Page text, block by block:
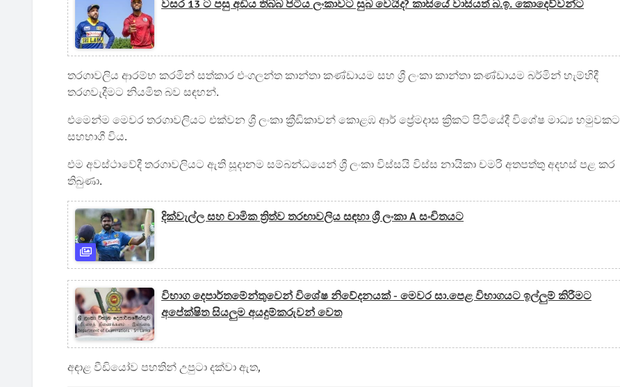
වසර 13 ට පසු අඩිය තිබ්බ පිටිය ලංකාවට සුබ වෙයිද? කාසියේ වාසියත් බ.ඉ. කොදෙව්වන්ට
තරගාවලිය ආරම්භ කරමින් සත්කාර එංගලන්ත කාන්තා කණ්ඩායම සහ ශ්‍රී ලංකා කාන්තා කණ්ඩායම බර්මින් හැම්හිදී
තරගවැදීමට නියමිත බව සඳහන්.
එමෙන්ම මෙවර තරගාවලියට එක්වන ශ්‍රී ලංකා ක්‍රීඩිකාවන් කොළඹ ආර් ප්‍රේමදාස ක්‍රිකට් පිටියේදී විශේෂ මාධ්‍ය හමුවකට
සහභාගී විය.
එම අවස්ථාවේදී තරගාවලියට ඇති සූදානම සම්බන්ධයෙන් ශ්‍රී ලංකා විස්සයි විස්ස නායිකා චමරි අතපත්තු අදහස් පළ කර
තිබුණා.
දික්වැල්ල සහ චාමික ත්‍රිත්ව තරඟාවලිය සඳහා ශ්‍රී ලංකා A සංචිතයට
විභාග දෙපාර්තමේන්තුවෙන් විශේෂ නිවේදනයක් - මෙවර සා.පෙළ විභාගයට ඉල්ලුම් කිරීමට
අපේක්ෂිත සියලුම අයදුම්කරුවන් වෙත
අඳාළ වීඩියෝව පහතින් උපුටා දක්වා ඇත,